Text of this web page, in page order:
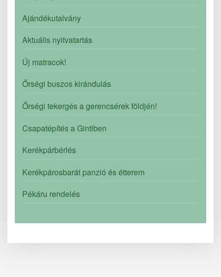
Ajándékutalvány
Aktuális nyitvatartás
Új matracok!
Őrségi buszos kirándulás
Őrségi tekergés a gerencsérek földjén!
Csapatépítés a Gintiben
Kerékpárbérlés
Kerékpárosbarát panzió és étterem
Pékáru rendelés